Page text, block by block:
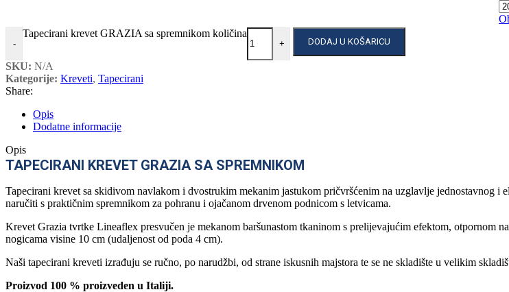
-
Tapecirani krevet GRAZIA sa spremnikom količina
+ DODAJ U KOŠARICU
SKU: N/A
Kategorije: Kreveti, Tapecirani
Share:
Opis
Dodatne informacije
Opis
TAPECIRANI KREVET GRAZIA SA SPREMNIKOM
Tapecirani krevet sa skidivom navlakom i dvostrukim mekanim jastukom pričvršćenim na uzglavlje jednostavnog
naručiti s praktičnim spremnikom za pohranu i ojačanom drvenom podnicom s letvicama.
Krevet Grazia tvrtke Lineaflex presvučen je mekanom baršunastom tkaninom s prelijevajućim efektom, otpornom
nogicama visine 10 cm (udaljenost od poda 4 cm).
Naši tapecirani kreveti izrađuju se ručno, po narudžbi, od strane iskusnih majstora te se ne skladište u velikim
Proizvod 100 % proizveden u Italiji.